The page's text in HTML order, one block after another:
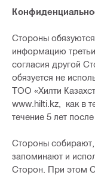
Стороны
информацию
согласия другой
обязуется не
ТОО «Хилти
www.hilti.kz, как в
течение 5 лет
Стороны
запоминают и
Сторон. При этом